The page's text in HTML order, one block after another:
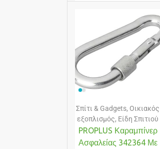
Σπίτι & Gadgets, Οικιακός
εξοπλισμός, Είδη Σπιτιού
PROPLUS Καραμπίνερ
Ασφαλείας 342364 Με